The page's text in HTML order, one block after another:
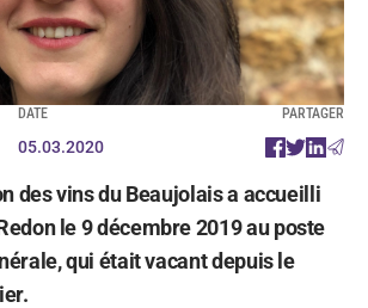
DATE
05.03.2020
PARTAGER
des vins du Beaujolais a accueilli
le 9 décembre 2019 au poste
qui était vacant depuis le